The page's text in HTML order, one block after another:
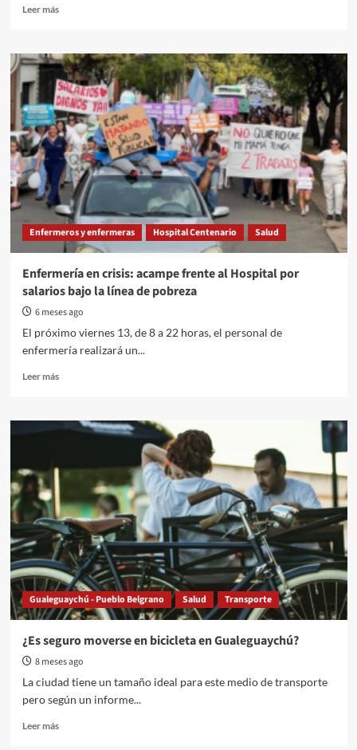
Leer másRead
Legumbres,
proteína
de
calidad
y
barata,
respuesta
clave
a
la
alimentación
del
siglo
XXI
Enfermeros y enfermeras Hospital Centenario Salud
Enfermería en crisis: acampe frente al Hospital por
salarios bajo la línea de pobreza
6 meses ago
El próximo viernes 13, de 8 a 22 horas, el personal de
enfermería realizará un...
Leer másRead
Enfermería
acampe
frente
Hospital
por
salarios
bajo
la
línea
de
pobreza
Gualeguaychú - Pueblo Belgrano Salud Transporte
¿Es seguro moverse en bicicleta en Gualeguaychú?
8 meses ago
La ciudad tiene un tamaño ideal para este medio de transporte
pero según un informe...
Leer másRead